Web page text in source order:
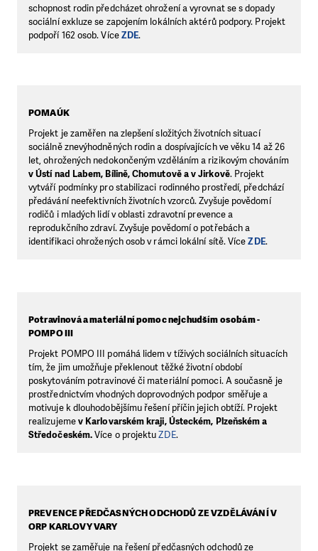
schopnost rodin předcházet ohrožení a vyrovnat se s dopady
sociální exkluze se zapojením lokálních aktérů podpory. Projekt
podpoří 162 osob. VíceZDE.
POMAÚK
Projekt je zaměřen na zlepšení složitých životních situací
sociálně znevýhodněných rodin a dospívajících ve věku 14 až 26
let, ohrožených nedokončeným vzděláním a rizikovým chováním
v Ústí nad Labem, Bílině, Chomutově a v Jirkově. Projekt
vytváří podmínky pro stabilizaci rodinného prostředí, předchází
předávání neefektivních životních vzorců. Zvyšuje povědomí
rodičů i mladých lidí v oblasti zdravotní prevence a
reprodukčního zdraví. Zvyšuje povědomí o potřebách a
identifikaci ohrožených osob v rámci lokální sítě. VíceZDE.
Potravinová a materiální pomoc nejchudším osobám -
POMPO III
Projekt POMPO III pomáhá lidem v tíživých sociálních situacích
tím, že jim umožňuje překlenout těžké životní období
poskytováním potravinové či materiální pomoci. A současně je
prostřednictvím vhodných doprovodných podpor směřuje a
motivuje k dlouhodobějšímu řešení příčin jejich obtíží. Projekt
realizujemev Karlovarském kraji, Ústeckém, Plzeňském a
Středočeském.Více o projektuZDE.
PREVENCE PŘEDČASNÝCH ODCHODŮ ZE VZDĚLÁVÁNÍ V
ORP KARLOVY VARY
Projekt se zaměřuje na řešení předčasných odchodů ze